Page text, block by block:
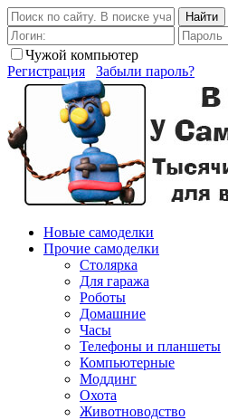
Найти
Чужой компьютер
Регистрация
Забыли пароль?
Новые самоделки
Прочие самоделки
Столярка
Для гаража
Роботы
Домашние
Часы
Телефоны и планшеты
Компьютерные
Моддинг
Охота
Животноводство